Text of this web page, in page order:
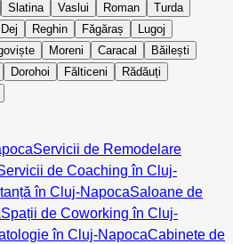
Slatina Vaslui Roman
Turda
Dej Reghin Făgăraș
Lugoj
Moreni Caracal
Băilești
Dorohoi Fălticeni
Rădăuți
Servicii de Remodelare
de Coaching în Cluj-
în Cluj-NapocaSaloane de
Spații de Coworking în Cluj-
în Cluj-NapocaCabinete de